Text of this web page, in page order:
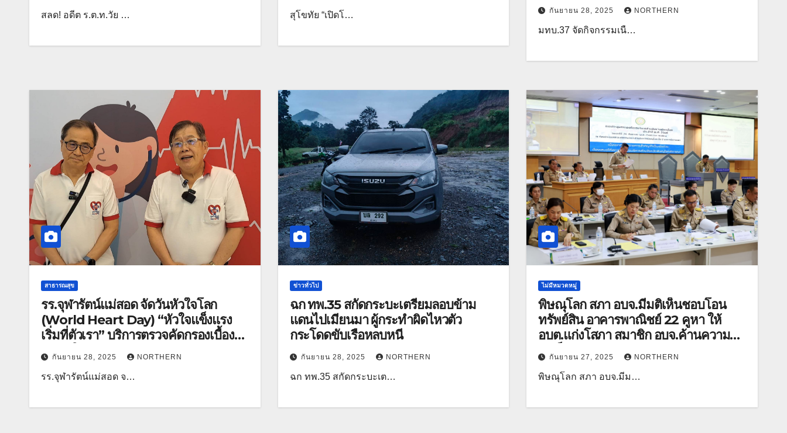
สลด! อดีต ร.ต.ท.วัย … สุโขทัย “เปิดโ… กันยายน 28, 2025 NORTHERN
มทบ.37 จัดกิจกรรมเนื…
สาธารณสุข
รร.จุฬารัตน์แม่สอด จัดวันหัวใจโลก
(World Heart Day) “หัวใจแข็งแรง
เริ่มที่ตัวเรา” บริการตรวจคัดกรองเบื้อง
ต้นหัวใจฟรี
กันยายน 28, 2025 NORTHERN
รร.จุฬารัตน์แม่สอด จ…
ข่าวทั่วไป
ฉก ทพ.35 สกัดกระบะเตรียมลอบข้าม
แดนไปเมียนมา ผู้กระทำผิดไหวตัว
กระโดดขับเรือหลบหนี
กันยายน 28, 2025 NORTHERN
ฉก ทพ.35 สกัดกระบะเต…
ไม่มีหมวดหมู่
พิษณุโลก สภา อบจ.มีมติเห็นชอบโอน
ทรัพย์สิน อาคารพาณิชย์ 22 คูหา ให้
อบต.แก่งโสภา สมาชิก อบจ.ค้านความผิด
สำเร็จแล้ว
กันยายน 27, 2025 NORTHERN
พิษณุโลก สภา อบจ.มีม…